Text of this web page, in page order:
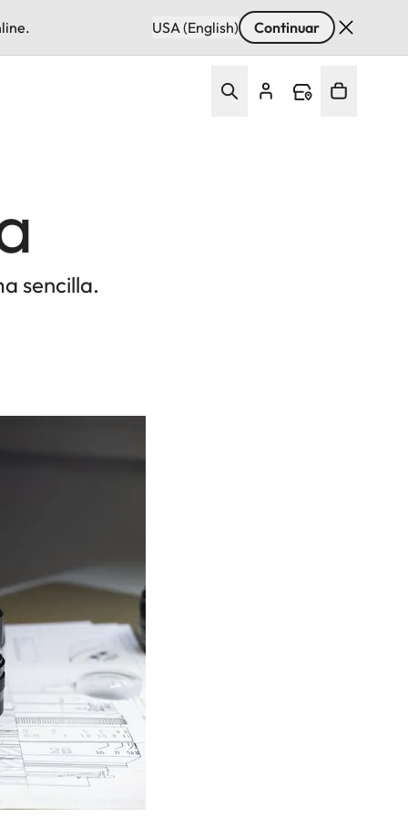
USA (English) Continuar
sencilla.